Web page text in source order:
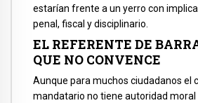
estarían frente a un yerro con
penal, fiscal y disciplinario.
EL REFERENTE DE
QUE NO CONVENCE
Aunque para muchos ciudadanos el
mandatario no tiene autoridad moral